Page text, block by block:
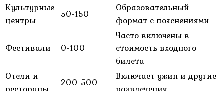
Культурные
центры
50-150
Образовательный
формат с пояснениями
Фестивали 0-100
Часто включены в
стоимость входного
билета
Отели и
200-500
Включает ужин и другие